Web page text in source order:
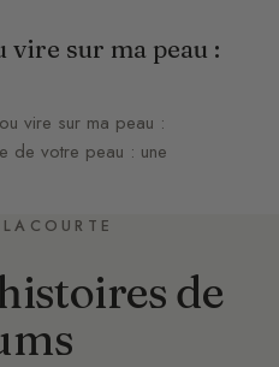
sur ma peau :
vire sur ma peau :
de votre peau : une
de